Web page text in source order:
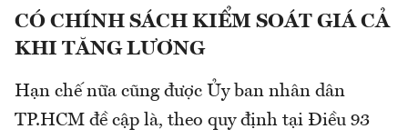
CÓ CHÍNH SÁCH KIỂM SOÁT GIÁ CẢ
KHI TĂNG LƯƠNG
Hạn chế nữa cũng được Ủy ban nhân dân
TP.HCM đề cập là, theo quy định tại Điều 93